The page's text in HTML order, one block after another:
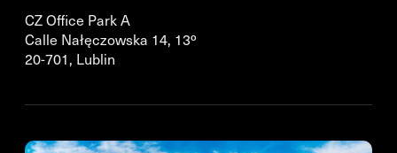
CZ Office Park A
Calle Nałęczowska 14, 13º
20-701, Lublin